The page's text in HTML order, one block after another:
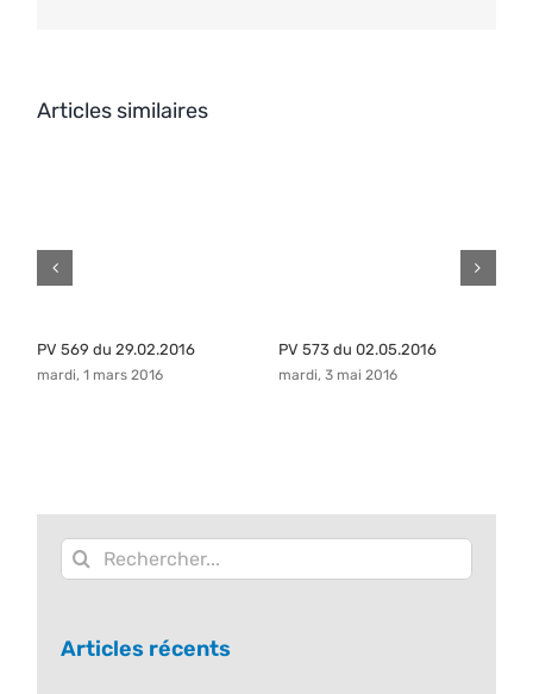
Articles similaires
PV 569 du 29.02.2016
mardi, 1 mars 2016
PV 573 du 02.05.2016
mardi, 3 mai 2016
Rechercher:
Articles récents